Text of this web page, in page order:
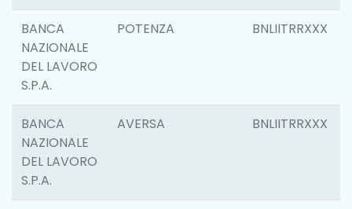
BANCA
NAZIONALE
DEL LAVORO
S.P.A.
POTENZA BNLIITRRXXX
BANCA
NAZIONALE
DEL LAVORO
S.P.A.
AVERSA BNLIITRRXXX